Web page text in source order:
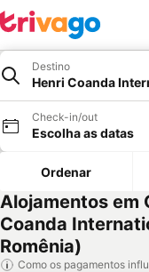
Destino
Henri Coanda
Check-in/out
Escolha as datas
Ordenar
Alojamentos em
Coanda
Romênia)
Como os pagamentos